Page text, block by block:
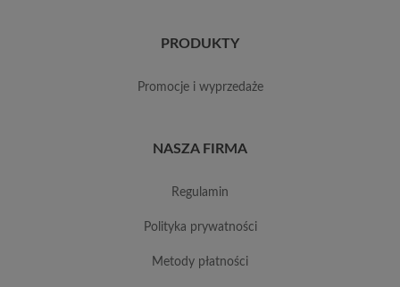
PRODUKTY
promocje i wyprzedaże
NASZA FIRMA
regulamin
polityka prywatności
metody płatności